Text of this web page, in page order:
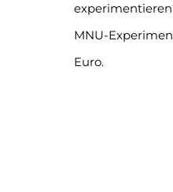
MNU-
Euro.